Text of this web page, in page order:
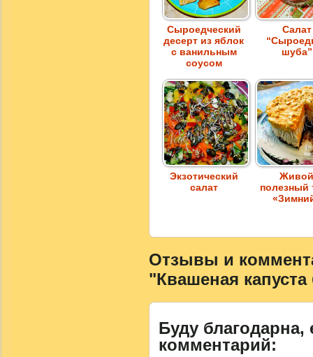
Сыроедческий
десерт из яблок
с ванильным
соусом
Салат
шуба”
Экзотический
салат
полезный
Отзывы и
"Квашеная капуста
Буду благодарна,
комментарий: